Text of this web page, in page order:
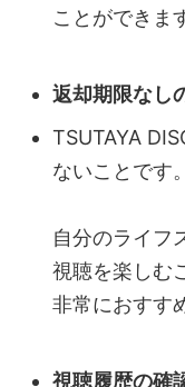
ことができま
返却期限なし
TSUTAYA
ないことです。
自分のライフ
視聴を楽しむ
非常におすす
視聴履歴の確